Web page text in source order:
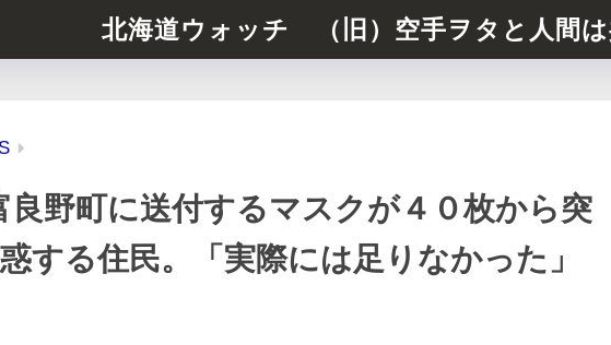
北海道ウォッチ （旧）空手ヲタと人間は
良野町に送付するマスクが４０枚から突
する住民。「実際には足りなかった」